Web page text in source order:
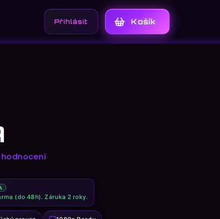
Přihlášení
Nákupní
(do 48h). Záruka 2 roky.